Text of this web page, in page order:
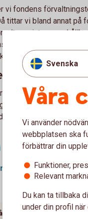
vi fondens
tittar vi bland annat på
integrerar
innehav mot bankens
som vi inte vill
vi frågor om
kring
som i största möjliga
rådgivningen
hållbar?
i
Svenska
Våra
Vi använder
webbplatsen ska
förbättrar din
Funktioner,
Relevant
Du kan ta tillbaka
under din profil när